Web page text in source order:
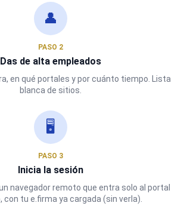
👤
PASO 2
Das de alta empleados
en qué portales y por cuánto tiempo. Lista
blanca de sitios.
🖥️
PASO 3
Inicia la sesión
navegador remoto que entra solo al portal
con tu e.firma ya cargada (sin verla).